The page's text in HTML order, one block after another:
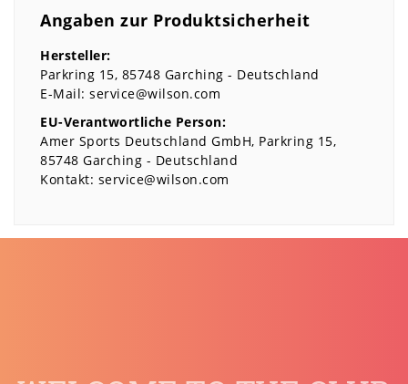
Angaben zur Produktsicherheit
Hersteller:
Parkring 15 85748 Garching
Deutschland
E-Mail: service@wilson.com
EU-Verantwortliche Person:
Amer Sports Deutschland GmbH Parkring 15
85748 Garching
Deutschland
Kontakt: service@wilson.com